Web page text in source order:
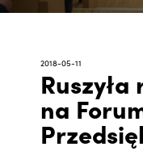
2018-05-11
na